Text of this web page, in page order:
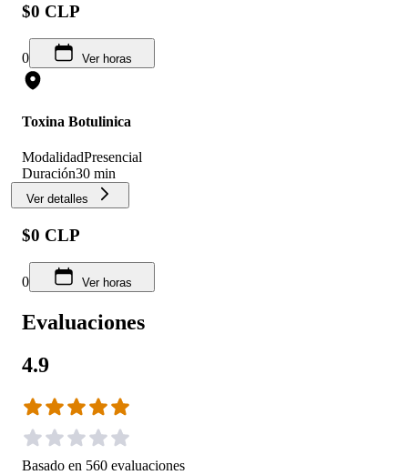
$0 CLP
0 Ver horas
Toxina Botulinica
ModalidadPresencial
Duración30 min
Ver detalles
$0 CLP
0 Ver horas
Evaluaciones
4.9
Basado en 560 evaluaciones